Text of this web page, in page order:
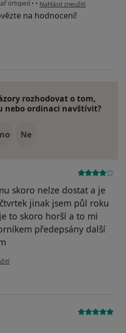
ortoped • • Nahlásit zneužití
na hodnocení!
rozhodovat o tom,
nebo ordinaci navštívit?
Ne
skoro nelze dostat a je
jinak jsem půl roku
to skoro horší a to mi
předepsány další
Linda B.